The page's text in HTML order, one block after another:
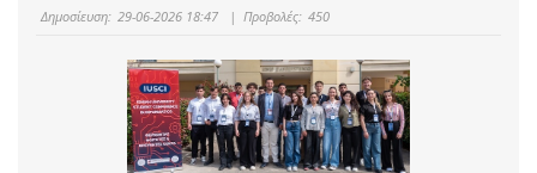
Δημοσίευση: 29-06-2026 18:47 | Προβολές: 450